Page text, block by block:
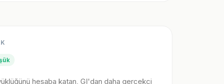
hesaba katan, GI'dan daha gerçekçi